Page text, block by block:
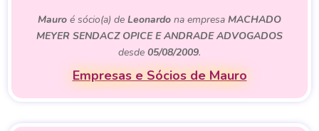
Mauro é sócio(a) de Leonardo na empresa MACHADO
MEYER SENDACZ OPICE E ANDRADE ADVOGADOS
desde 05/08/2009.
Empresas e Sócios de Mauro